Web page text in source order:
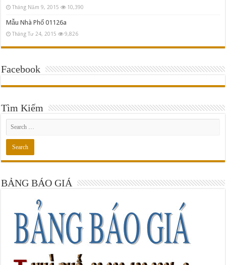
Tháng Năm 9, 2015 10,390
Mẫu Nhà Phố 01126a
Tháng Tư 24, 2015 9,826
Facebook
Tìm Kiếm
BẢNG BÁO GIÁ